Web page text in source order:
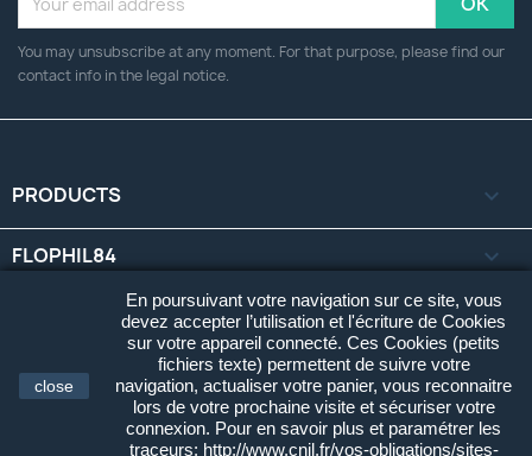
close
En poursuivant votre navigation sur ce site, vous
devez accepter l’utilisation et l'écriture de Cookies
sur votre appareil connecté. Ces Cookies (petits
fichiers texte) permettent de suivre votre
navigation, actualiser votre panier, vous reconnaitre
lors de votre prochaine visite et sécuriser votre
connexion. Pour en savoir plus et paramétrer les
traceurs: http://www.cnil.fr/vos-obligations/sites-
You may unsubscribe at any moment. For that purpose, please find our
contact info in the legal notice.
PRODUCTS 
FLOPHIL84 
YOUR ACCOUNT 
STORE INFORMATION keyboard_arrow_down
© 2026 - Flophil84 Cartes Postales. Tous Droits Réservés.